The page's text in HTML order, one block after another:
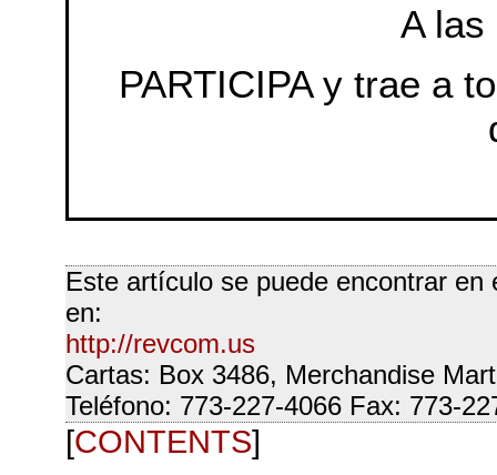
A las
PARTICIPA y trae a
Este artículo se puede encontrar
en:
http://revcom.us
Cartas: Box 3486, Merchandise
Teléfono: 773-227-4066 Fax: 773-
[CONTENTS]